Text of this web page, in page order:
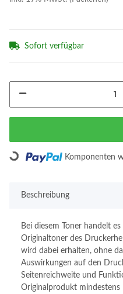
Sofort verfügbar
Loading... Komponenten
Beschreibung
Bei diesem Toner handelt
Originaltoner des
wird dabei erhalten, ohne
Auswirkungen auf den
Seitenreichweite und
Originalprodukt